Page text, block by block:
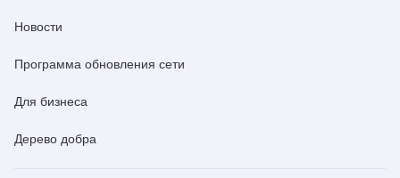
Новости
Программа обновления сети
Для бизнеса
Дерево добра